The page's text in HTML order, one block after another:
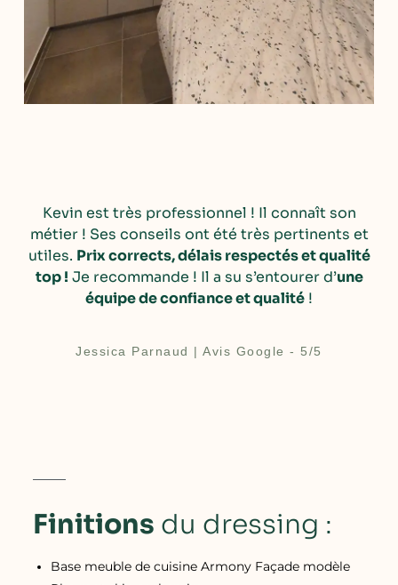
Kevin est très professionnel ! Il connaît son
métier ! Ses conseils ont été très pertinents et
utiles. Prix corrects, délais respectés et qualité
top ! Je recommande ! Il a su s’entourer d’une
équipe de confiance et qualité !
Jessica Parnaud | Avis Google - 5/5
Finitions du dressing :
Base meuble de cuisine Armony Façade modèle